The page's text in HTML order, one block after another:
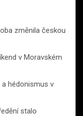
změnila českou
v Moravském
hédonismus v
stalo